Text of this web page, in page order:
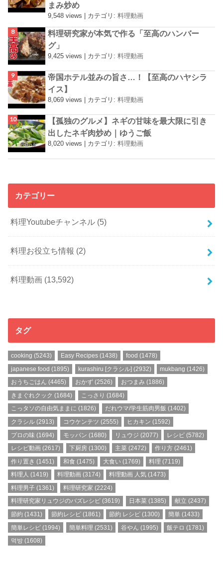
まみ炒め
9,548 views カテゴリ:料理動画
料理研究家が本気で作る「至高のハンバー
グ」
9,425 views | カテゴリ:料理動画
帝国ホテル並みの旨さ…！【至高のハヤシラ
イス】
8,069 views カテゴリ:料理動画
【孤独のグルメ】ネギの甘味を最大限に引き
出したネギ肉炒め｜ゆうご飯
8,020 views カテゴリ:料理動画
カテゴリー
料理Youtubeチャンネル (5)
料理お役立ち情報 (2)
料理動画 (13,592)
タグ
cooking (5243) Easy Recipes(1438) food (1478)
japanese food (1895) kurashiru [クラシル](2932) mukbang (1426)
おうちごはん (4465) おかず(2526) おつまみ (1886)
きまぐれクック (1684) こっさり (1684)
こっタソの自由気ままに (1826) だれウマ/学生筋肉男飯 (1402)
クラシル (2913) コウケンテツ (2555) ヒカキン (1592)
プロの味 (1694) モッパン (1680) リュウジ (2077) レシピ (5782)
レシピ動画 (2617) 下厨房(1300) 主菜(2472) 作り方 (2461)
作り置き (1451) 和食 (1475) 大食い(1769) 料理 (7119)
料理人 (1419) 料理動画(3174) 料理動画 人気(1473)
料理男子 (1361) 料理研究家 (2224)
料理研究家リュウジのバズレシピ (3619) 日本菜(1385) 献立 (2437)
節約 (1431) 節約レシピ(1861) 節約 レシピ(1300) 簡単 (1433)
簡単レシピ (1994) 簡単料理 (2531) 谷やん (1995) 飯テロ (1781)
먹방 (1608)